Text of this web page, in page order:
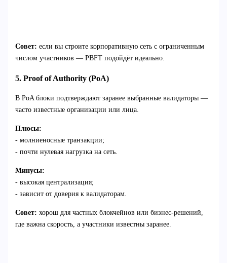
Совет: если вы строите корпоративную сеть с ограниченным
числом участников — PBFT подойдёт идеально.
5. Proof of Authority (PoA)
В PoA блоки подтверждают заранее выбранные валидаторы —
часто известные организации или лица.
Плюсы:
- молниеносные транзакции;
- почти нулевая нагрузка на сеть.
Минусы:
- высокая централизация;
- зависит от доверия к валидаторам.
Совет: хорош для частных блокчейнов или бизнес-решений,
где важна скорость, а участники известны заранее.